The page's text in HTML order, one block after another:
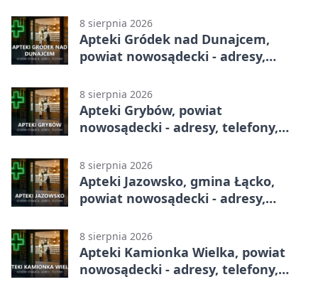
8 sierpnia 2026
Apteki Gródek nad Dunajcem,
powiat nowosądecki - adresy,
8 sierpnia 2026
Apteki Grybów, powiat
nowosądecki - adresy, telefony,
8 sierpnia 2026
Apteki Jazowsko, gmina Łącko,
powiat nowosądecki - adresy,
8 sierpnia 2026
Apteki Kamionka Wielka, powiat
nowosądecki - adresy, telefony,